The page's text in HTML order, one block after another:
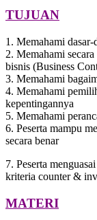
TUJUAN
1. Memahami
2. Memahami
bisnis (Business
3. Memahami
4. Memahami
kepentingannya
5. Memahami
6. Peserta mampu
secara benar
7. Peserta
kriteria counter &
MATERI